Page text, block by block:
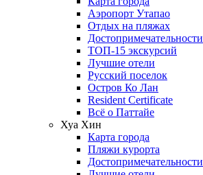
Аэропорт Утапао
Отдых на пляжах
Достопримечательности
ТОП-15 экскурсий
Лучшие отели
Русский поселок
Остров Ко Лан
Resident Certificate
Всё о Паттайе
Хуа Хин
Карта города
Пляжи курорта
Достопримечательности